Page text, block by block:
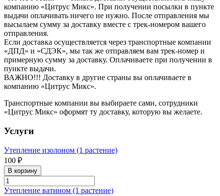
компанию «Цитрус Микс». При получении посылки в пункте
выдачи оплачивать ничего не нужно. После отправления мы
высылаем сумму за доставку вместе с трек-номером вашего
отправления.
Если доставка осуществляется через транспортные компании
«ДПД» и «СДЭК», мы так же отправляем вам трек-номер и
примерную сумму за доставку. Оплачиваете при получении в
пункте выдачи.
ВАЖНО!!! Доставку в другие страны вы оплачиваете в
компанию «Цитрус Микс».
Транспортные компании вы выбираете сами, сотрудники
«Цитрус Микс» оформят ту доставку, которую вы желаете.
Услуги
Утепление изолоном (1 растение)
100 ₽
В корзину
Утепление ватином (1 растение)